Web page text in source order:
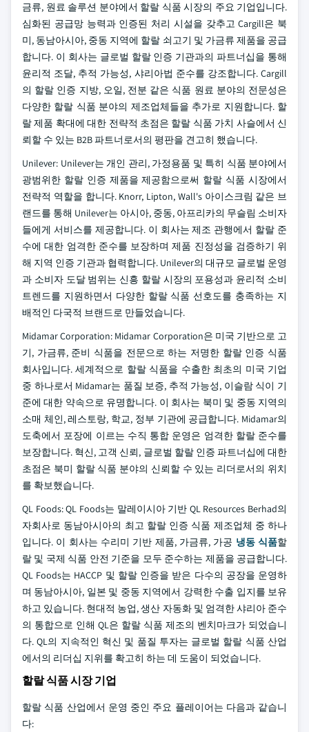
금류, 원료 솔루션 분야에서 할랄 식품 시장의 주요 기업입니다.
심화된 공급망 능력과 인증된 처리 시설을 갖추고 Cargill은 북
미, 동남아시아, 중동 지역에 할랄 쇠고기 및 가금류 제품을 공급
합니다. 이 회사는 글로벌 할랄 인증 기관과의 파트너십을 통해
윤리적 조달, 추적 가능성, 샤리아법 준수를 강조합니다. Cargill
의 할랄 인증 지방, 오일, 전분 같은 식품 원료 분야의 전문성은
다양한 할랄 식품 분야의 제조업체들을 추가로 지원합니다. 할
랄 제품 확대에 대한 전략적 초점은 할랄 식품 가치 사슬에서 신
뢰할 수 있는 B2B 파트너로서의 평판을 견고히 했습니다.
Unilever: Unilever는 개인 관리, 가정용품 및 특히 식품 분야에서
광범위한 할랄 인증 제품을 제공함으로써 할랄 식품 시장에서
전략적 역할을 합니다. Knorr, Lipton, Wall's 아이스크림 같은 브
랜드를 통해 Unilever는 아시아, 중동, 아프리카의 무슬림 소비자
들에게 서비스를 제공합니다. 이 회사는 제조 관행에서 할랄 준
수에 대한 엄격한 준수를 보장하며 제품 진정성을 검증하기 위
해 지역 인증 기관과 협력합니다. Unilever의 대규모 글로벌 운영
과 소비자 도달 범위는 신흥 할랄 시장의 포용성과 윤리적 소비
트렌드를 지원하면서 다양한 할랄 식품 선호도를 충족하는 지
배적인 다국적 브랜드로 만들었습니다.
Midamar Corporation: Midamar Corporation은 미국 기반으로 고
기, 가금류, 준비 식품을 전문으로 하는 저명한 할랄 인증 식품
회사입니다. 세계적으로 할랄 식품을 수출한 최초의 미국 기업
중 하나로서 Midamar는 품질 보증, 추적 가능성, 이슬람 식이 기
준에 대한 약속으로 유명합니다. 이 회사는 북미 및 중동 지역의
소매 체인, 레스토랑, 학교, 정부 기관에 공급합니다. Midamar의
도축에서 포장에 이르는 수직 통합 운영은 엄격한 할랄 준수를
보장합니다. 혁신, 고객 신뢰, 글로벌 할랄 인증 파트너십에 대한
초점은 북미 할랄 식품 분야의 신뢰할 수 있는 리더로서의 위치
를 확보했습니다.
QL Foods: QL Foods는 말레이시아 기반 QL Resources Berhad의
자회사로 동남아시아의 최고 할랄 인증 식품 제조업체 중 하나
입니다. 이 회사는 수리미 기반 제품, 가금류, 가공 냉동 식품할
랄 및 국제 식품 안전 기준을 모두 준수하는 제품을 공급합니다.
QL Foods는 HACCP 및 할랄 인증을 받은 다수의 공장을 운영하
며 동남아시아, 일본 및 중동 지역에서 강력한 수출 입지를 보유
하고 있습니다. 현대적 농업, 생산 자동화 및 엄격한 샤리아 준수
의 통합으로 인해 QL은 할랄 식품 제조의 벤치마크가 되었습니
다. QL의 지속적인 혁신 및 품질 투자는 글로벌 할랄 식품 산업
에서의 리더십 지위를 확고히 하는 데 도움이 되었습니다.
할랄 식품 시장 기업
할랄 식품 산업에서 운영 중인 주요 플레이어는 다음과 같습니
다: